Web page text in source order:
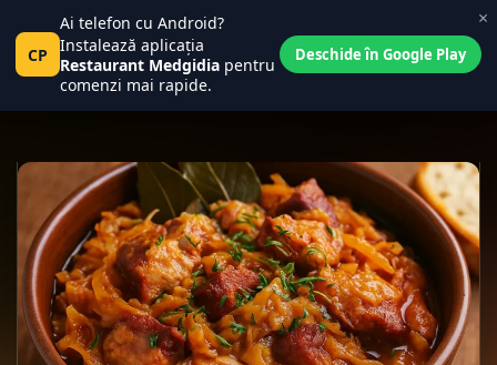
Central Place
Tanța și Costel
0
Pct 0
×
CP
Ai telefon cu Android?
Instalează aplicația
Restaurant Medgidia pentru
comenzi mai rapide.
Deschide în Google Play